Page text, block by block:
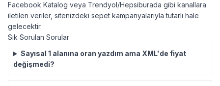
Facebook Katalog veya Trendyol/Hepsiburada gibi kanallara
iletilen veriler, sitenizdeki sepet kampanyalarıyla tutarlı hale
gelecektir.
Sık Sorulan Sorular
Sayısal 1 alanına oran yazdım ama XML'de fiyat
değişmedi?